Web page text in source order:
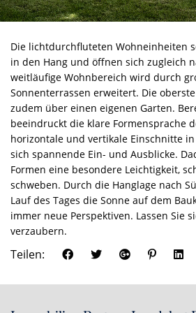
Die lichtdurchfluteten Wohneinheiten
in den Hang und öffnen sich zugleich
weitläufige Wohnbereich wird durch
Sonnenterrassen erweitert. Die
zudem über einen eigenen Garten.
beeindruckt die klare Formensprache
horizontale und vertikale Einschnitte
sich spannende Ein- und Ausblicke.
Formen eine besondere Leichtigkeit,
schweben. Durch die Hanglage nach
Lauf des Tages die Sonne auf dem
immer neue Perspektiven. Lassen Sie
verzaubern.
Teilen: